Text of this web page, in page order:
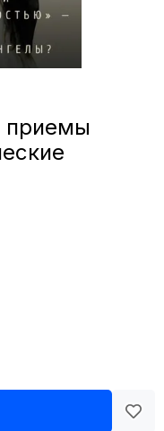
приемы